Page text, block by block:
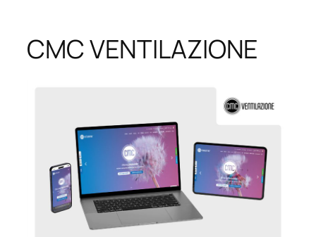
CMC VENTILAZIONE